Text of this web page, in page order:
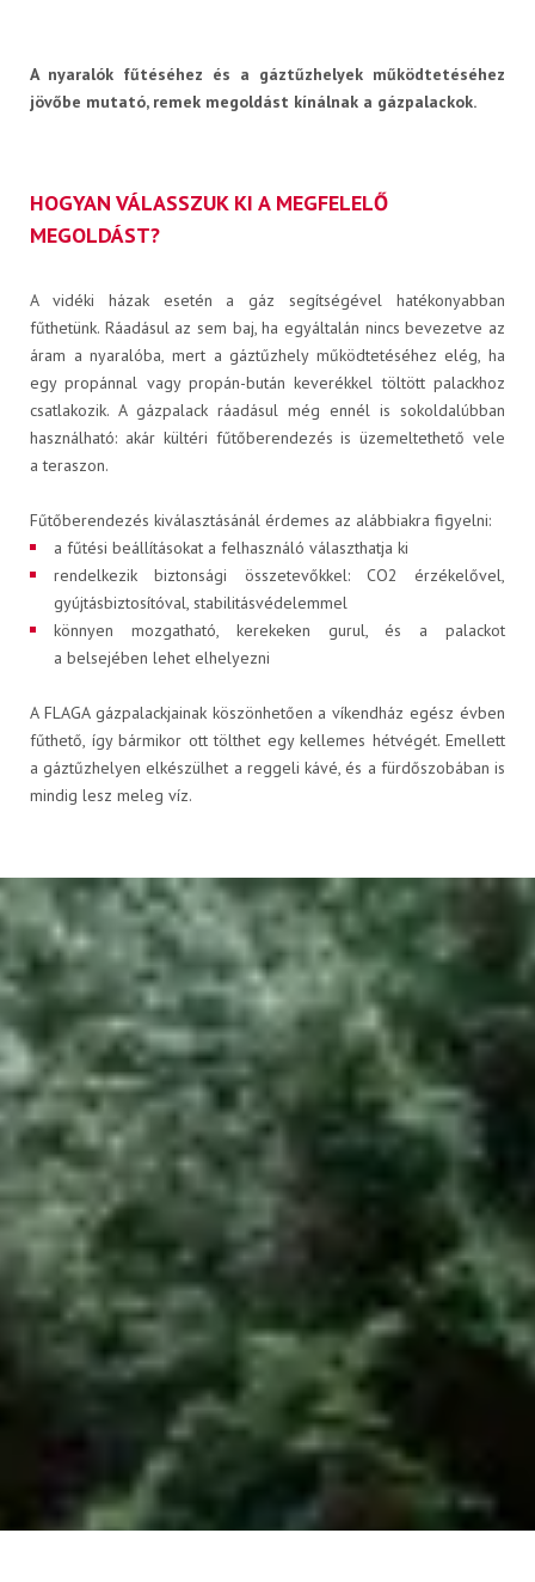
Műszaki információk
Letölthető dokumentumok
RÓLUNK
Karrier
A JÖVŐNK - ESSENTIA
Hírek
KAPCSOLAT
PB-gáz rendelés
Elektronikus számla
HU EN
A nyaralók fűtéséhez és a gáztűzhelyek működtetéséhez
jövőbe mutató, remek megoldást kínálnak a gázpalackok.
HOGYAN VÁLASSZUK KI A MEGFELELŐ
MEGOLDÁST?
A vidéki házak esetén a gáz segítségével hatékonyabban
fűthetünk. Ráadásul az sem baj, ha egyáltalán nincs bevezetve az
áram a nyaralóba, mert a gáztűzhely működtetéséhez elég, ha
egy propánnal vagy propán-bután keverékkel töltött palackhoz
csatlakozik. A gázpalack ráadásul még ennél is sokoldalúbban
használható: akár kültéri fűtőberendezés is üzemeltethető vele
a teraszon.
Fűtőberendezés kiválasztásánál érdemes az alábbiakra figyelni:
a fűtési beállításokat a felhasználó választhatja ki
rendelkezik biztonsági összetevőkkel: CO2 érzékelővel,
gyújtásbiztosítóval, stabilitásvédelemmel
könnyen mozgatható, kerekeken gurul, és a palackot
a belsejében lehet elhelyezni
A FLAGA gázpalackjainak köszönhetően a víkendház egész évben
fűthető, így bármikor ott tölthet egy kellemes hétvégét. Emellett
a gáztűzhelyen elkészülhet a reggeli kávé, és a fürdőszobában is
mindig lesz meleg víz.